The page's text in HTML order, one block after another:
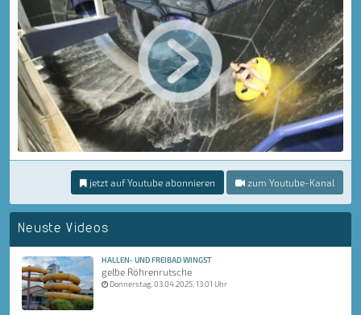
jetzt auf Youtube abonnieren zum Youtube-Kanal
Neuste Videos
HALLEN- UND FREIBAD WINGST
gelbe Röhrenrutsche
Donnerstag, 03.04.2025, 13:01 Uhr